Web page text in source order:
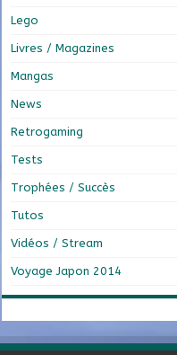
Lego
Livres / Magazines
Mangas
News
Retrogaming
Tests
Trophées / Succès
Tutos
Vidéos / Stream
Voyage Japon 2014